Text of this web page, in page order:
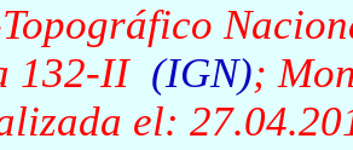
132-II (IGN);
el: 27.04.20